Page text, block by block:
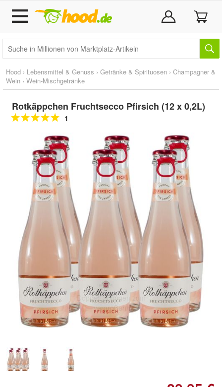
Hood › Lebensmittel & Genuss › Getränke & Spirituosen › Champagner &
Wein › Wein-Mischgetränke
Rotkäppchen Fruchtsecco Pfirsich (12 x 0,2L)
1
Doppelt antippen zum
vergrößern